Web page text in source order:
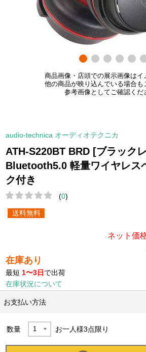
商品画像・店頭での展示画像はイ
他の商品が映り込んでいる場合も
参考画像としてご確認くだ
audio-technica オーディオテクニカ
ATH-S220BT BRD [ブラック
Bluetooth5.0 軽量ワイヤレス
ク付き
(0)
送料無料
ネット価
在庫あり
最短 1〜3日 で出荷
在庫状況について
お支払い方法
数量 お一人様3点限り